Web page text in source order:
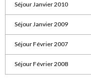
Séjour Janvier 2010
Séjour Janvier 2009
Séjour Février 2007
Séjour Février 2008